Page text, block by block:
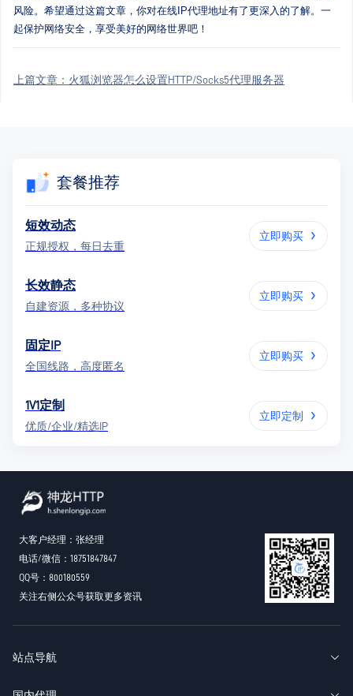
风险。希望通过这篇文章，你对在线IP代理地址有了更深入的了解。一
起保护网络安全，享受美好的网络世界吧！
上篇文章： 火狐浏览器怎么设置HTTP/Socks5代理服务器
套餐推荐
短效动态
正规授权，每日去重
立即购买
长效静态
自建资源，多种协议
立即购买
固定IP
全国线路，高度匿名
立即购买
1V1定制
优质/企业/精选IP
立即定制
大客户经理：张经理
电话/微信：18751847847
QQ号：800180559
关注右侧公众号获取更多资讯
站点导航